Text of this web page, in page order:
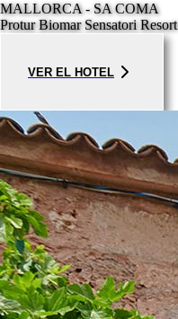
MALLORCA - SA COMA
Protur Biomar Sensatori Resort
VER EL HOTEL